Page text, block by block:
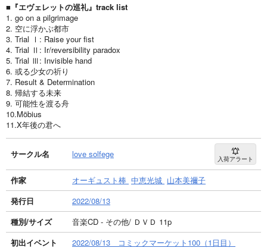
■『エヴェレットの巡礼』track list
1. go on a pilgrimage
2. 空に浮かぶ都市
3. Trial Ⅰ: Raise your fist
4. Trial Ⅱ: Ir/reversibility paradox
5. Trial Ⅲ: Invisible hand
6. 或る少女の祈り
7. Result & Determination
8. 帰結する未来
9. 可能性を渡る舟
10.Möbius
11.X年後の君へ
サークル名 love solfege 入荷アラート
作家 オーギュスト棒 中恵光城 山本美禰子
発行日
2022/08/13
種別/サイズ
音楽CD - その他/ ＤＶＤ 11p
初出イベント
2022/08/13 コミックマーケット100（1日目）